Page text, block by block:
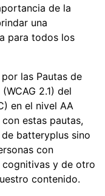
de la
una
para todos los
las Pautas de
2.1) del
en el nivel AA
estas pautas,
batteryplus sino
con
cognitivas y de otro
contenido.